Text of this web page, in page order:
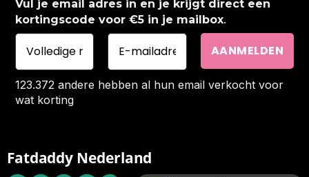
Vul je email adres in en je krijgt direct een
kortingscode voor €5 in je mailbox.
123.372 andere hebben al hun email verkocht voor
wat korting
Fatdaddy Nederland